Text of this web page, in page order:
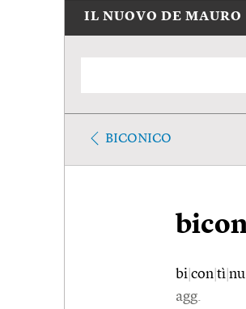
IL NUOVO DE MAURO
BICONICO
bi con tì nu
agg.